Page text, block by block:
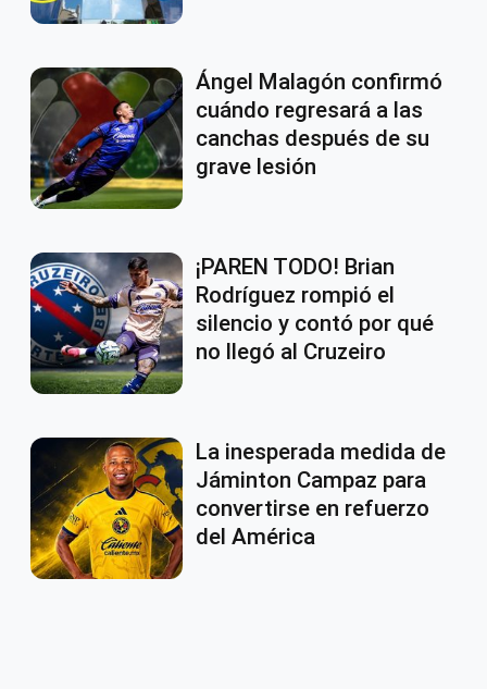
Ángel Malagón confirmó
cuándo regresará a las
canchas después de su
grave lesión
¡PAREN TODO! Brian
Rodríguez rompió el
silencio y contó por qué
no llegó al Cruzeiro
La inesperada medida de
Jáminton Campaz para
convertirse en refuerzo
del América